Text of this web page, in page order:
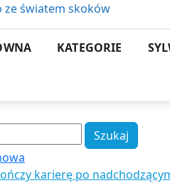
ze światem skoków
KATEGORIE
Szukaj
karierę po